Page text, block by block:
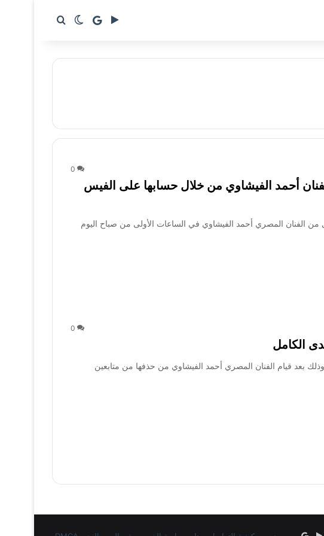
‏Google Play
google news
الوضع المظلم
بحث عن
0
أحمد الفيشاوي من خلال حسابها على الفيس
الفنان المصري أحمد الفيشاوي في الساعات الأولى من صباح اليوم
0
الكامل
بعد قيام الفنان المصري أحمد الفيشاوي من حذفها من متابعين